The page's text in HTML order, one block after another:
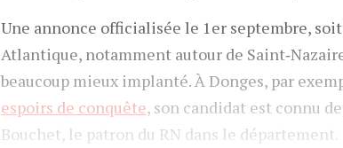
Une annonce officialisée le 1er septembre,
Atlantique, notamment autour de
beaucoup mieux implanté. À Donges, par
espoirs de conquête, son candidat est connu
Bouchet, le patron du RN dans le département.